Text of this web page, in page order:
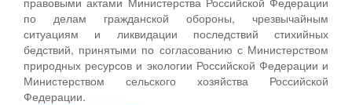
по делам гражданской обороны, чрезвычайным
ситуациям и ликвидации последствий стихийных
бедствий, принятыми по согласованию с Министерством
природных ресурсов и экологии Российской Федерации и
Министерством сельского хозяйства Российской
Федерации.